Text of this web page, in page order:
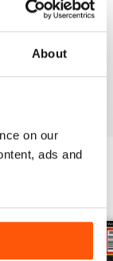
About
on our
ads and
club.